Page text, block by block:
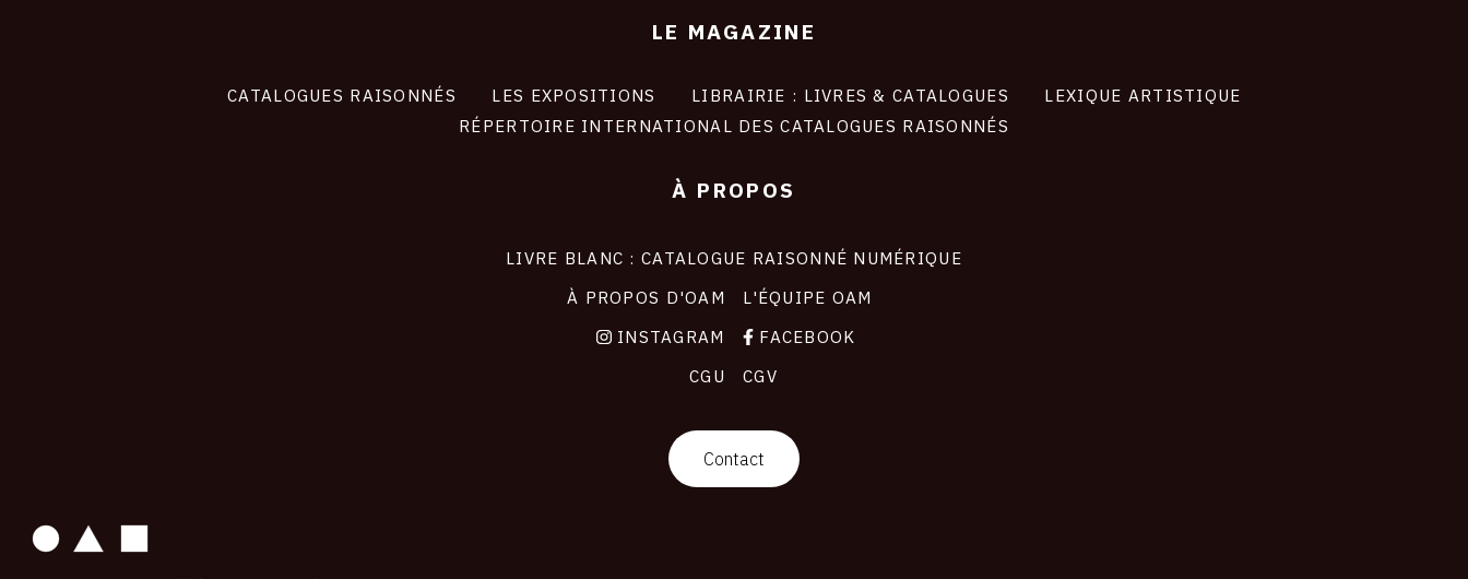
LE MAGAZINE
CATALOGUES RAISONNÉS LES EXPOSITIONS LIBRAIRIE : LIVRES & CATALOGUES
LEXIQUE ARTISTIQUE
RÉPERTOIRE INTERNATIONAL DES CATALOGUES RAISONNÉS
À PROPOS
LIVRE BLANC : CATALOGUE RAISONNÉ NUMÉRIQUE
À PROPOS D'OAM
L'ÉQUIPE OAM
INSTAGRAM
FACEBOOK
CGU
CGV
Contact